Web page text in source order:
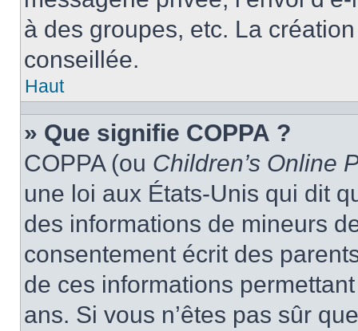
à des groupes, etc. La
conseillée.
Haut
» Que signifie COPPA ?
COPPA (ou Children’s Online
une loi aux États-Unis qui dit
des informations de mineurs
consentement écrit des
de ces informations
ans. Si vous n’êtes pas sûr